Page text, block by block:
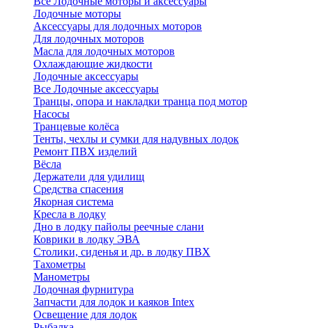
Лодочные моторы
Аксессуары для лодочных моторов
Для лодочных моторов
Масла для лодочных моторов
Охлаждающие жидкости
Лодочные аксессуары
Все Лодочные аксессуары
Транцы, опора и накладки транца под мотор
Насосы
Транцевые колёса
Тенты, чехлы и сумки для надувных лодок
Ремонт ПВХ изделий
Вёсла
Держатели для удилищ
Средства спасения
Якорная система
Кресла в лодку
Дно в лодку пайолы реечные слани
Коврики в лодку ЭВА
Столики, сиденья и др. в лодку ПВХ
Тахометры
Манометры
Лодочная фурнитура
Запчасти для лодок и каяков Intex
Освещение для лодок